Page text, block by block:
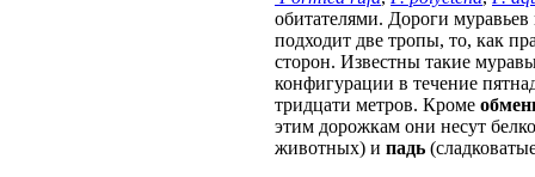
обитателями. Дороги
подходит две тропы, то, как
сторон. Известны такие
конфигурации в течение
тридцати метров. Кроме
этим дорожкам они несут
животных) и падь